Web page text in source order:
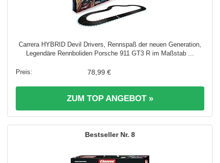
Carrera HYBRID Devil Drivers, Rennspaß der neuen Generation,
Legendäre Rennboliden Porsche 911 GT3 R im Maßstab ...
78,99 €
ZUM TOP ANGEBOT »
8